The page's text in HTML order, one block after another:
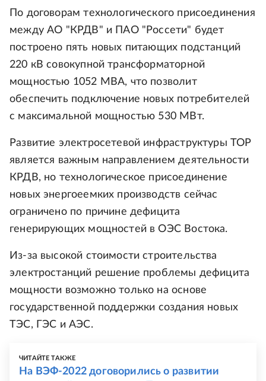
По договорам технологического присоединения
между АО "КРДВ" и ПАО "Россети" будет
построено пять новых питающих подстанций
220 кВ совокупной трансформаторной
мощностью 1052 МВА, что позволит
обеспечить подключение новых потребителей
с максимальной мощностью 530 МВт.
Развитие электросетевой инфраструктуры ТОР
является важным направлением деятельности
КРДВ, но технологическое присоединение
новых энергоеемких производств сейчас
ограничено по причине дефицита
генерирующих мощностей в ОЭС Востока.
Из-за высокой стоимости строительства
электростанций решение проблемы дефицита
мощности возможно только на основе
государственной поддержки создания новых
ТЭС, ГЭС и АЭС.
ЧИТАЙТЕ ТАКЖЕ
На ВЭФ-2022 договорились о развитии